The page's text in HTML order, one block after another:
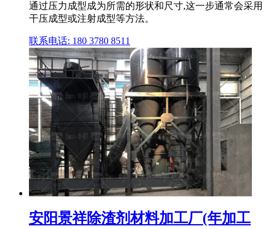
通过压力成型成为所需的形状和尺寸,这一步通常会采用
干压成型或注射成型等方法。
联系电话: 180 3780 8511
安阳景祥除渣剂材料加工厂(年加工